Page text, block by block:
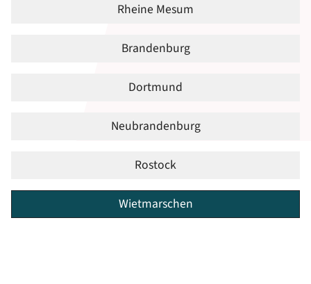
Rheine Mesum
Brandenburg
Dortmund
Neubrandenburg
Rostock
Wietmarschen